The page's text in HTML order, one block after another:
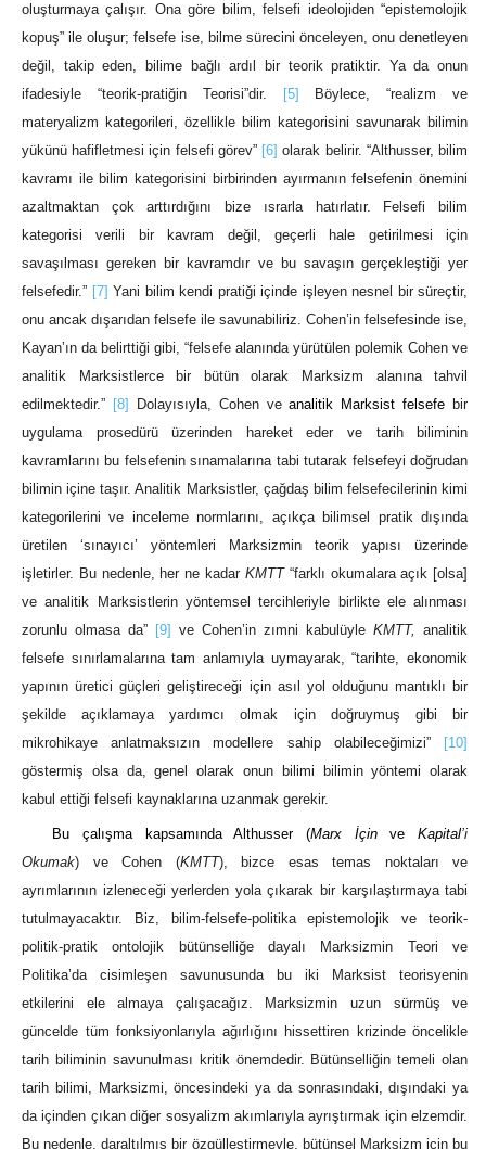
oluşturmaya çalışır. Ona göre bilim, felsefi ideolojiden “epistemolojik
kopuş” ile oluşur; felsefe ise, bilme sürecini önceleyen, onu denetleyen
değil, takip eden, bilime bağlı ardıl bir teorik pratiktir. Ya da onun
ifadesiyle “teorik-pratiğin Teorisi”dir.
[5]
Böylece, “realizm ve
materyalizm kategorileri, özellikle bilim kategorisini savunarak bilimin
yükünü hafifletmesi için felsefi görev” [6] olarak belirir. “Althusser, bilim
kavramı ile bilim kategorisini birbirinden ayırmanın felsefenin önemini
azaltmaktan çok arttırdığını bize ısrarla hatırlatır. Felsefi bilim
kategorisi verili bir kavram değil, geçerli hale getirilmesi için
savaşılması gereken bir kavramdır ve bu savaşın gerçekleştiği yer
felsefedir.” [7] Yani bilim kendi pratiği içinde işleyen nesnel bir süreçtir,
onu ancak dışarıdan felsefe ile savunabiliriz. Cohen’in felsefesinde ise,
Kayan’ın da belirttiği gibi, “felsefe alanında yürütülen polemik Cohen ve
analitik Marksistlerce bir bütün olarak Marksizm alanına tahvil
edilmektedir.” [8] Dolayısıyla, Cohen veanalitik Marksist felsefe bir
uygulama prosedürü üzerinden hareket eder ve tarih biliminin
kavramlarını bu felsefenin sınamalarına tabi tutarak felsefeyi doğrudan
bilimin içine taşır. Analitik Marksistler, çağdaş bilim felsefecilerinin kimi
kategorilerini ve inceleme normlarını, açıkça bilimsel pratik dışında
üretilen ‘sınayıcı’ yöntemleri Marksizmin teorik yapısı üzerinde
işletirler. Bu nedenle, her ne kadar KMTT“farklı okumalara açık [olsa]
ve analitik Marksistlerin yöntemsel tercihleriyle birlikte ele alınması
zorunlu olmasa da” [9] ve Cohen’in zımni kabulüyleKMTT, analitik
felsefe sınırlamalarına tam anlamıyla uymayarak, “tarihte, ekonomik
yapının üretici güçleri geliştireceği için asıl yol olduğunu mantıklı bir
şekilde açıklamaya yardımcı olmak için doğruymuş gibi bir
mikrohikaye anlatmaksızın modellere sahip olabileceğimizi”
[10]
göstermiş olsa da, genel olarak onun bilimi bilimin yöntemi olarak
kabul ettiği felsefi kaynaklarına uzanmak gerekir.
Bu çalışma kapsamında Althusser (Marx İçinveKapital’i
Okumak) ve Cohen (KMTT), bizce esas temas noktaları ve
ayrımlarının izleneceği yerlerden yola çıkarak bir karşılaştırmaya tabi
tutulmayacaktır. Biz, bilim-felsefe-politika epistemolojik ve teorik-
politik-pratik ontolojik bütünselliğe dayalı Marksizmin Teori ve
Politika’da cisimleşen savunusunda bu iki Marksist teorisyenin
etkilerini ele almaya çalışacağız. Marksizmin uzun sürmüş ve
güncelde tüm fonksiyonlarıyla ağırlığını hissettiren krizinde öncelikle
tarih biliminin savunulması kritik önemdedir. Bütünselliğin temeli olan
tarih bilimi, Marksizmi, öncesindeki ya da sonrasındaki, dışındaki ya
da içinden çıkan diğer sosyalizm akımlarıyla ayrıştırmak için elzemdir.
Bu nedenle, daraltılmış bir özgülleştirmeyle, bütünsel Marksizm için bu